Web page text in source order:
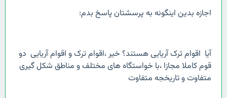
اجازه بدین اینگونه به پرسشتان پاسخ بدم:
آیا اقوام ترک آریایی هستند؟ خیر ،اقوام ترک و اقوام آریایی دو
قوم کاملا مجازا ،با خواستگاه های مختلف و مناطق شکل گیری
متفاوت و تاریخجه متفاوت